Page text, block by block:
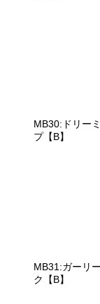
MB30:ドリー
プ【B】
MB31:ガーリ
ク【B】